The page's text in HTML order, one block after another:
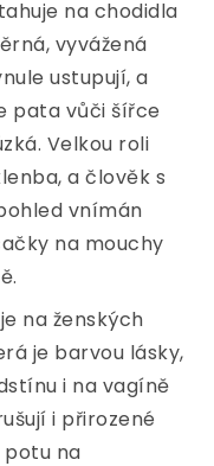
na chodidla
vyvážená
ustupují, a
pata vůči šířce
Velkou roli
a člověk s
vnímán
na mouchy
na ženských
je barvou lásky,
i na vagíně
i přirozené
na